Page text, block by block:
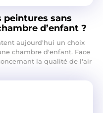
peintures sans
d’enfant ?
aujourd'hui un choix
chambre d'enfant. Face
la qualité de l'air